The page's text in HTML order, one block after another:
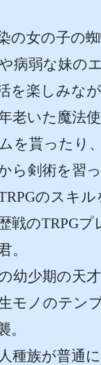
の女の子の
病弱な妹の
を楽しみな
老いた魔法
を貰ったり
ら剣術を習
のスキ
戦のTRPGプ
。
幼少期の天
モノのテン
。
種族が普通